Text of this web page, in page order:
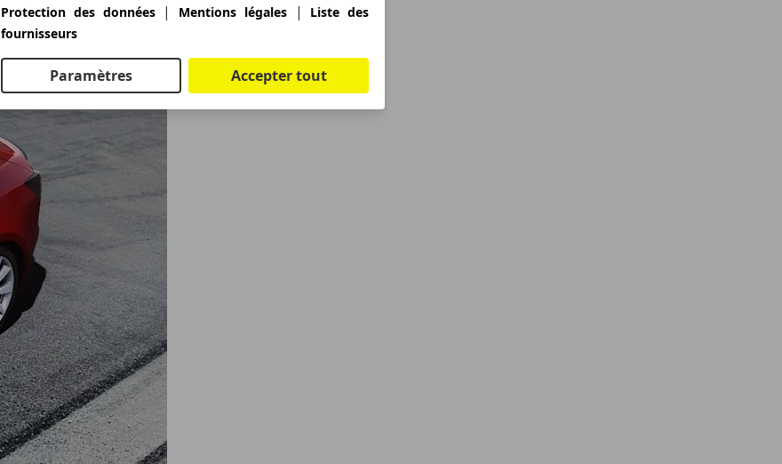
Protection des données| Mentions légales|
Liste des
fournisseurs
Paramètres Accepter tout